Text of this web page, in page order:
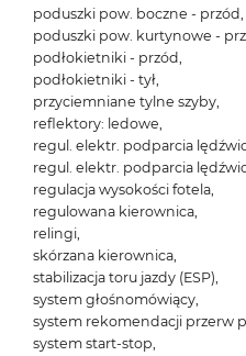
poduszki pow. boczne - przód,
poduszki pow. kurtynowe -
podłokietniki - przód,
podłokietniki - tył,
przyciemniane tylne szyby,
reflektory: ledowe,
regul. elektr. podparcia
regul. elektr. podparcia
regulacja wysokości fotela,
regulowana kierownica,
relingi,
skórzana kierownica,
stabilizacja toru jazdy (ESP),
system głośnomówiący,
system rekomendacji przerw
system start-stop,